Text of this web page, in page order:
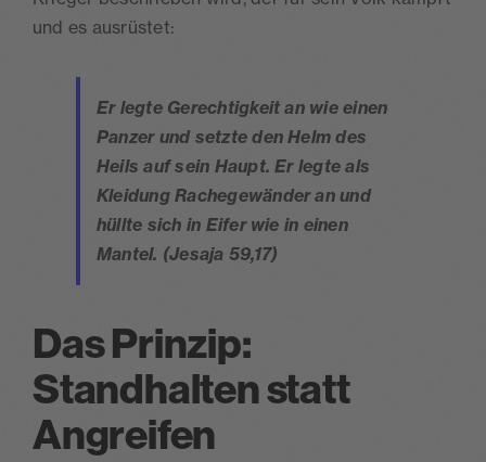
und es ausrüstet:
Er legte Gerechtigkeit an wie einen
Panzer und setzte den Helm des
Heils auf sein Haupt. Er legte als
Kleidung Rachegewänder an und
hüllte sich in Eifer wie in einen
Mantel. (Jesaja 59,17)
Das Prinzip:
Standhalten statt
Angreifen